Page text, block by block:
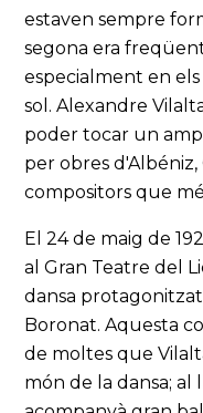
estaven sempre
segona era
especialment en
sol. Alexandre
poder tocar un
per obres d'Albéniz,
compositors que
El 24 de maig de
al Gran Teatre del
dansa
Boronat. Aquesta
de moltes que
món de la dansa; al